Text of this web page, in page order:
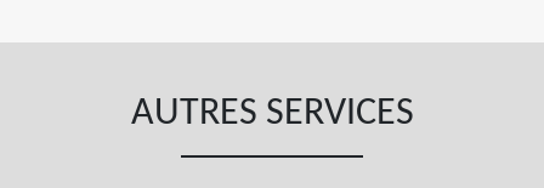
AUTRES SERVICES